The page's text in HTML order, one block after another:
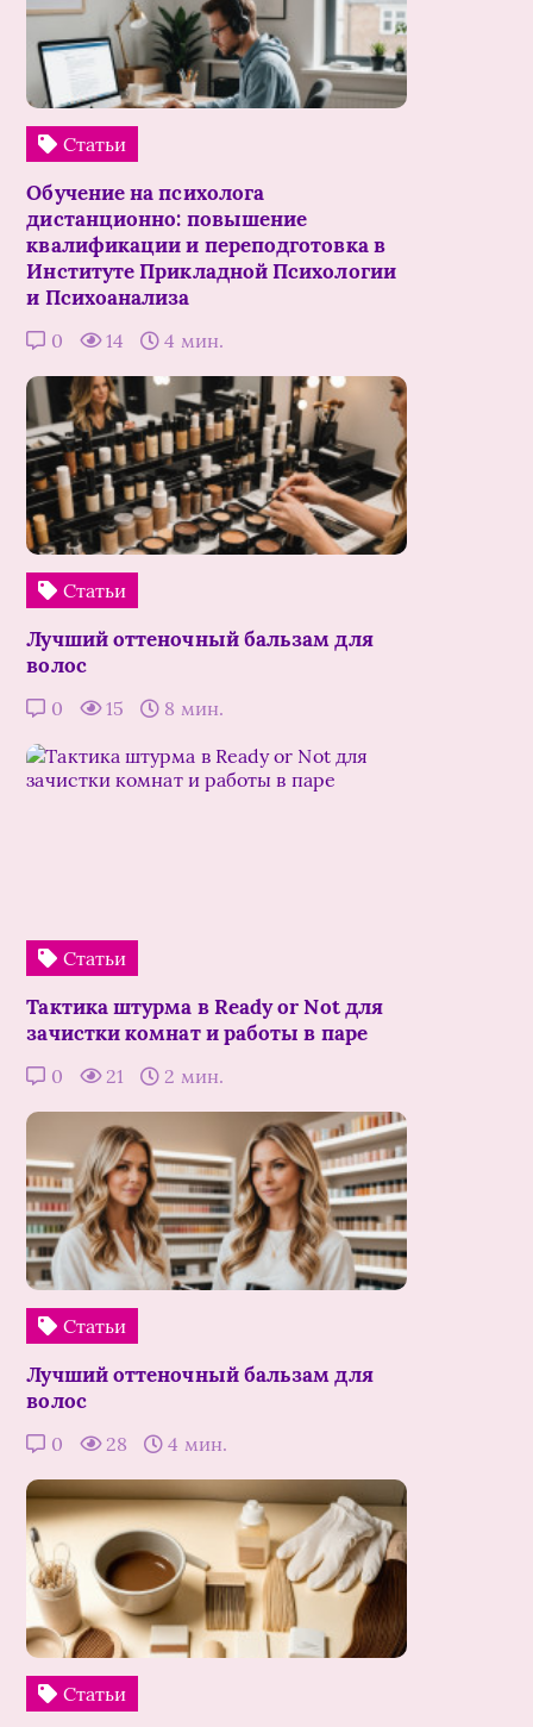
Статьи
Обучение на психолога
дистанционно: повышение
квалификации и переподготовка в
Институте Прикладной Психологии
и Психоанализа
0 14 4 мин.
Статьи
Лучший оттеночный бальзам для
волос
0 15 8 мин.
Статьи
Тактика штурма в Ready or Not для
зачистки комнат и работы в паре
0 21 2 мин.
Статьи
Лучший оттеночный бальзам для
волос
0 28 4 мин.
Статьи